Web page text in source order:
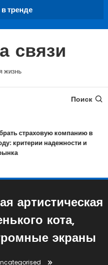
тренде
связи
жизнь
Поиск
страховую компанию в
критерии надежности и
артистическая
кота,
экраны